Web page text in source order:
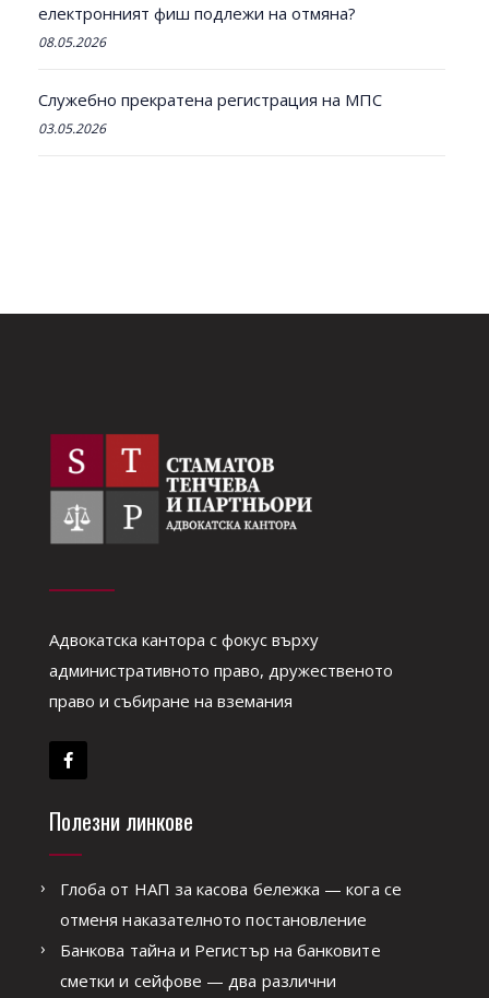
електронният фиш подлежи на отмяна?
08.05.2026
Служебно прекратена регистрация на МПС
03.05.2026
Адвокатска кантора с фокус върху
административното право, дружественото
право и събиране на вземания
Полезни линкове
Глоба от НАП за касова бележка — кога се
отменя наказателното постановление
Банкова тайна и Регистър на банковите
сметки и сейфове — два различни